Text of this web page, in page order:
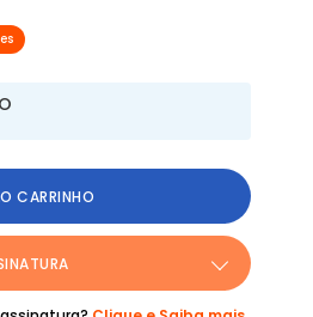
CARRINHO